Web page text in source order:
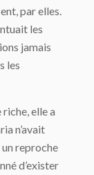
par elles.
les
jamais
les
riche, elle a
n’avait
un reproche
d’exister